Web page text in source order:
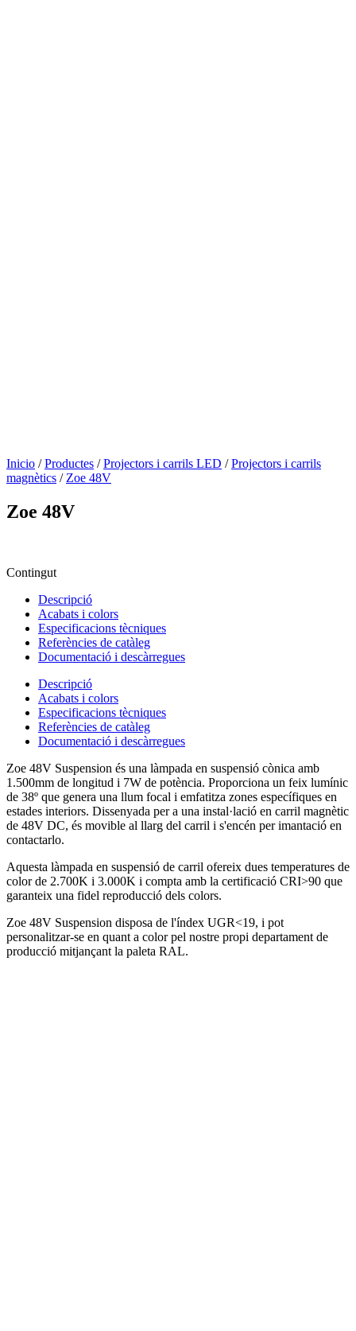
Inicio / Productes / Projectors i carrils LED / Projectors i carrils
magnètics / Zoe 48V
Zoe 48V
Contingut
Descripció
Acabats i colors
Especificacions tècniques
Referències de catàleg
Documentació i descàrregues
Descripció
Acabats i colors
Especificacions tècniques
Referències de catàleg
Documentació i descàrregues
Zoe 48V Suspension és una làmpada en suspensió cònica amb
1.500mm de longitud i 7W de potència. Proporciona un feix lumínic
de 38º que genera una llum focal i emfatitza zones específiques en
estades interiors. Dissenyada per a una instal·lació en carril magnètic
de 48V DC, és movible al llarg del carril i s'encén per imantació en
contactarlo.
Aquesta làmpada en suspensió de carril ofereix dues temperatures de
color de 2.700K i 3.000K i compta amb la certificació CRI>90 que
garanteix una fidel reproducció dels colors.
Zoe 48V Suspension disposa de l'índex UGR<19, i pot
personalitzar-se en quant a color pel nostre propi departament de
producció mitjançant la paleta RAL.